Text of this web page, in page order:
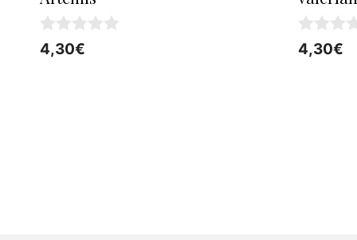
0
d
4,30€
0
d
4,30€